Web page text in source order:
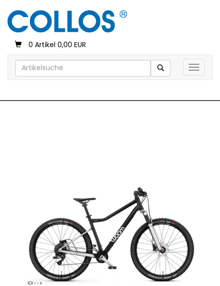
0 Artikel 0,00 EUR
Toggle